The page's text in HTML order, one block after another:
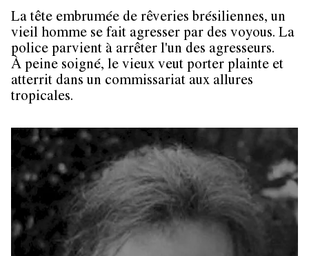
La tête embrumée de rêveries brésiliennes, un
vieil homme se fait agresser par des voyous. La
police parvient à arrêter l'un des agresseurs.
À peine soigné, le vieux veut porter plainte et
atterrit dans un commissariat aux allures
tropicales.